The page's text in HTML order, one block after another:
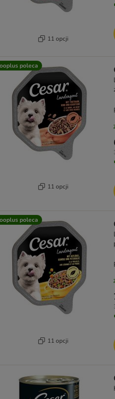
11 opcji
poleca
11 opcji
poleca
11 opcji